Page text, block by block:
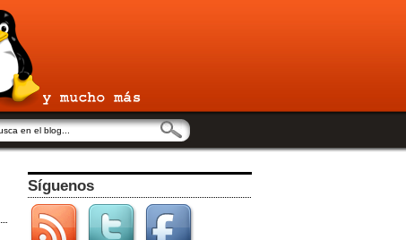
Síguenos